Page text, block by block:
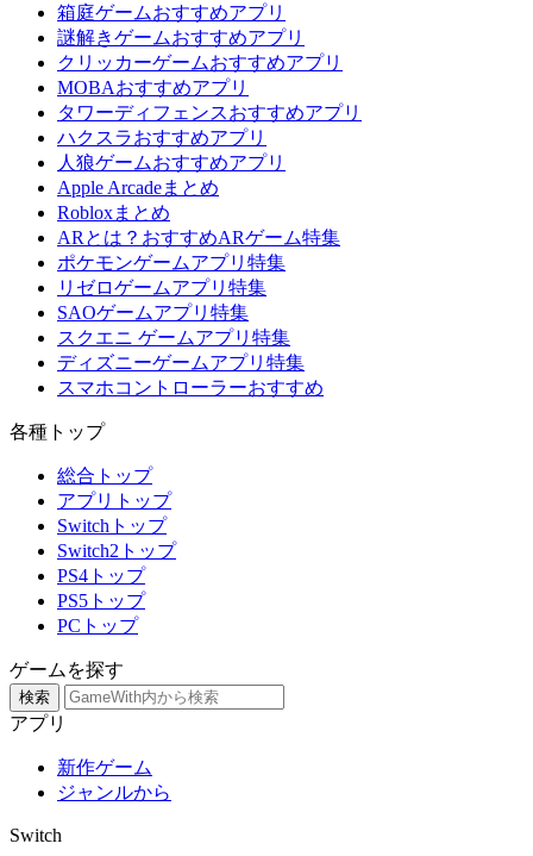
箱庭ゲームおすすめアプリ
謎解きゲームおすすめアプリ
クリッカーゲームおすすめアプリ
MOBAおすすめアプリ
タワーディフェンスおすすめアプリ
ハクスラおすすめアプリ
人狼ゲームおすすめアプリ
Apple Arcadeまとめ
Robloxまとめ
ARとは？おすすめARゲーム特集
ポケモンゲームアプリ特集
リゼロゲームアプリ特集
SAOゲームアプリ特集
スクエニ ゲームアプリ特集
ディズニーゲームアプリ特集
スマホコントローラーおすすめ
各種トップ
総合トップ
アプリトップ
Switchトップ
Switch2トップ
PS4トップ
PS5トップ
PCトップ
ゲームを探す
検索
アプリ
新作ゲーム
ジャンルから
Switch